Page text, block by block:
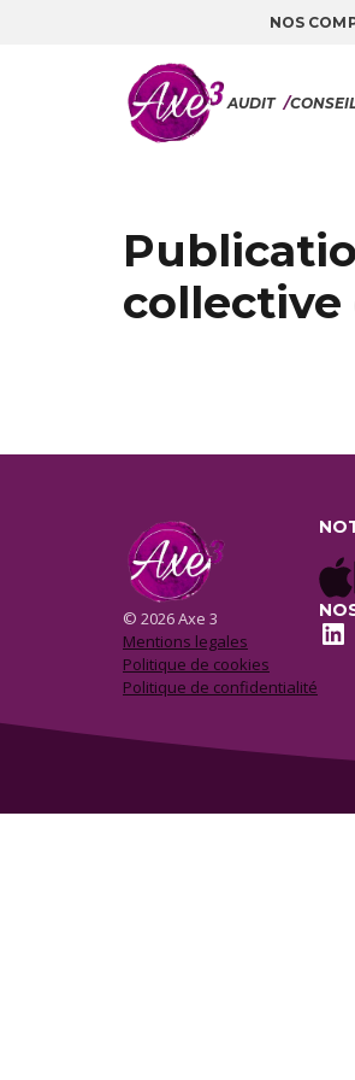
NOS
AUDIT /
collective
© 2026 Axe 3
Mentions legales
Politique de cookies
Politique de confidentialité